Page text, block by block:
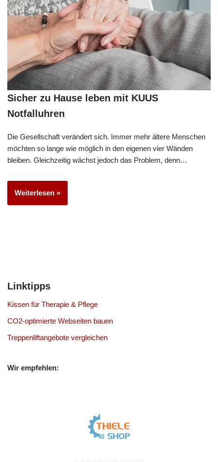
Sicher zu Hause leben mit KUUS
Notfalluhren
Die Gesellschaft verändert sich. Immer mehr ältere Menschen
möchten so lange wie möglich in den eigenen vier Wänden
bleiben. Gleichzeitig wächst jedoch das Problem, denn…
Weiterlesen »
Linktipps
Kissen für Therapie & Pflege
CO2-optimierte Webseiten bauen
Treppenliftangebote vergleichen
Wir empfehlen: